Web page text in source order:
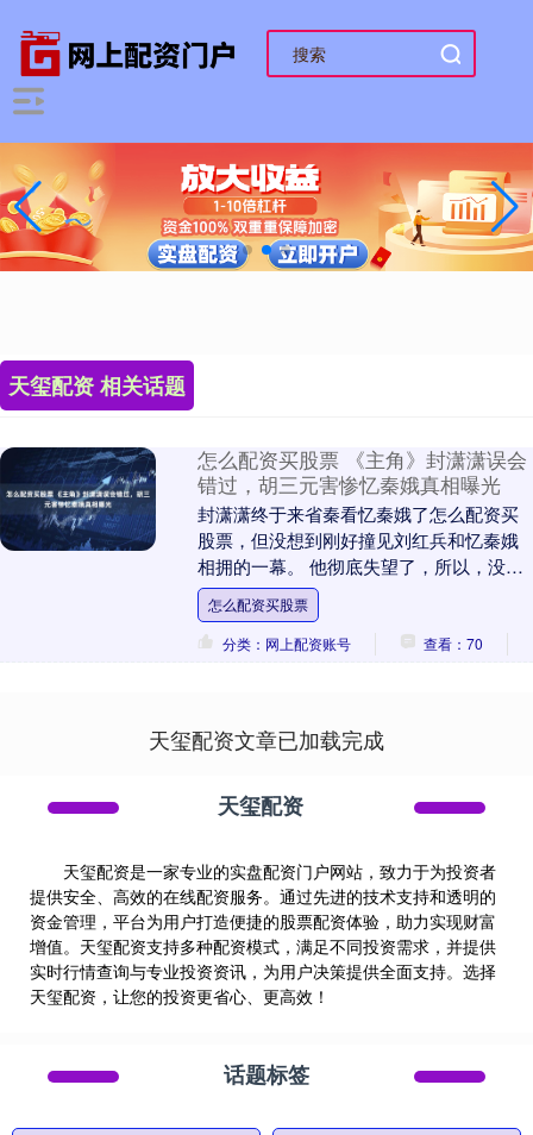
天玺配资 相关话题
怎么配资买股票 《主角》封潇潇误会
错过，胡三元害惨忆秦娥真相曝光
封潇潇终于来省秦看忆秦娥了怎么配资买
股票，但没想到刚好撞见刘红兵和忆秦娥
相拥的一幕。 他彻底失望了，所以，没有
等忆秦娥解释，就上公交车走了。 其实封
潇潇已经自卑....
怎么配资买股票
分类：网上配资账号
查看：70
天玺配资文章已加载完成
天玺配资
天玺配资是一家专业的实盘配资门户网站，致力于为投资者
提供安全、高效的在线配资服务。通过先进的技术支持和透明的
资金管理，平台为用户打造便捷的股票配资体验，助力实现财富
增值。天玺配资支持多种配资模式，满足不同投资需求，并提供
实时行情查询与专业投资资讯，为用户决策提供全面支持。选择
天玺配资，让您的投资更省心、更高效！
话题标签